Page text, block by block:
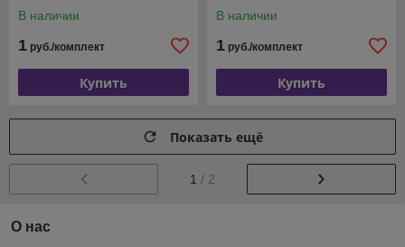
В наличии
1 руб./комплект
Купить
В наличии
1 руб./комплект
Купить
Показать ещё
1 / 2
О нас